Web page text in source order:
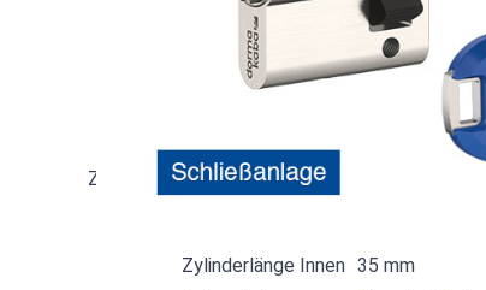
ohne
Zylinderfärbung
Standard
Z2 Knaufzylinder KDZ
Zylinderlänge Innen 35 mm